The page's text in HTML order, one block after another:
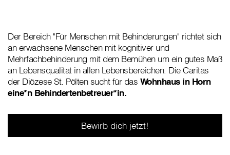
Der Bereich "Für Menschen mit Behinderungen" richtet sich
an erwachsene Menschen mit kognitiver und
Mehrfachbehinderung mit dem Bemühen um ein gutes Maß
an Lebensqualität in allen Lebensbereichen. Die Caritas
der Diözese St. Pölten sucht für das Wohnhaus in Horn
eine*n Behindertenbetreuer*in.
Bewirb dich jetzt!